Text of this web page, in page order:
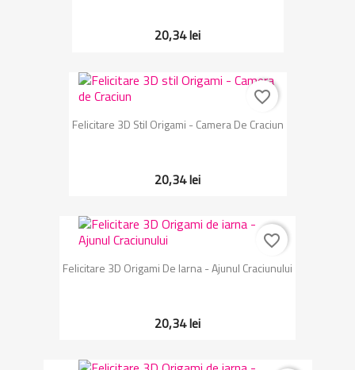
20,34 lei
Felicitare 3D Stil Origami - Camera De Craciun
20,34 lei
favorite_border
Felicitare 3D Origami De Iarna - Ajunul Craciunului
20,34 lei
favorite_border